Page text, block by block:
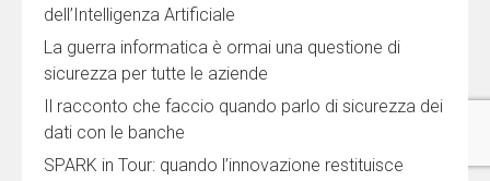
dell’Intelligenza Artificiale
La guerra informatica è ormai una questione di
sicurezza per tutte le aziende
Il racconto che faccio quando parlo di sicurezza dei
dati con le banche
SPARK in Tour: quando l’innovazione restituisce